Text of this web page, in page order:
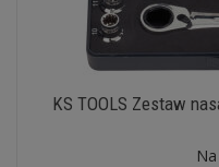
KS TOOLS Zestaw